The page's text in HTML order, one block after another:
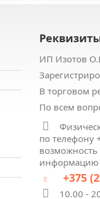
ИП Изотов
В торговом
По всем
по телефону
информацию
+375
10.00 -